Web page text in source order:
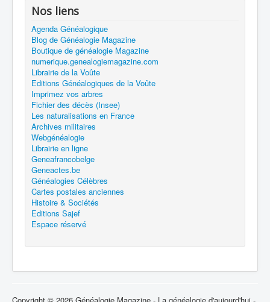
Nos liens
Agenda Généalogique
Blog de Généalogie Magazine
Boutique de généalogie Magazine
numerique.genealogiemagazine.com
Librairie de la Voûte
Editions Généalogiques de la Voûte
Imprimez vos arbres
Fichier des décès (Insee)
Les naturalisations en France
Archives militaires
Webgénéalogie
Librairie en ligne
Geneafrancobelge
Geneactes.be
Généalogies Célèbres
Cartes postales anciennes
Histoire & Sociétés
Editions Sajef
Espace réservé